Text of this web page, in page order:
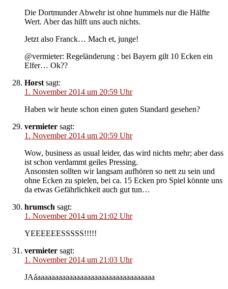
Die Dortmunder Abwehr ist ohne hummels nur die Hälfte
Wert. Aber das hilft uns auch nichts.
Jetzt also Franck… Mach et, junge!
@vermieter: Regeländerung : bei Bayern gilt 10 Ecken ein
Elfer… Ok??
Horst sagt:
1. November 2014 um 20:59 Uhr
Haben wir heute schon einen guten Standard gesehen?
vermieter sagt:
1. November 2014 um 20:59 Uhr
Wow, business as usual leider, das wird nichts mehr; aber dass
ist schon verdammt geiles Pressing.
Ansonsten sollten wir langsam aufhören so nett zu sein und
ohne Ecken zu spielen, bei ca. 15 Ecken pro Spiel könnte uns
da etwas Gefährlichkeit auch gut tun…
hrumsch sagt:
1. November 2014 um 21:02 Uhr
YEEEEEESSSSS!!!!!
vermieter sagt:
1. November 2014 um 21:03 Uhr
JAáaaaaaaaaaaaaaaaaaaaaaaaaaaaaaaaaa